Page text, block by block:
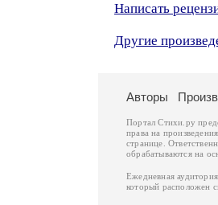
Написать
Другие
Авторы
Портал Стихи.ру
права на
странице.
обрабатываются на
Ежедневная
который расположен